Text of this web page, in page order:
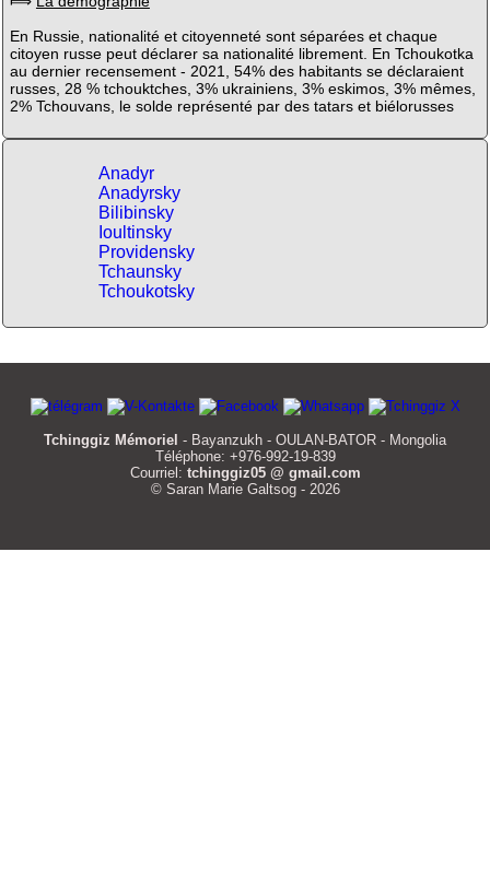
En Russie, nationalité et citoyenneté sont séparées et chaque
citoyen russe peut déclarer sa nationalité librement. En Tchoukotka
au dernier recensement - 2021, 54% des habitants se déclaraient
russes, 28 % tchouktches, 3% ukrainiens, 3% eskimos, 3% mêmes,
2% Tchouvans, le solde représenté par des tatars et biélorusses
Anadyr
Anadyrsky
Bilibinsky
Ioultinsky
Providensky
Tchaunsky
Tchoukotsky
Tchinggiz Mémoriel - Bayanzukh - OULAN-BATOR - Mongolia
Téléphone: +976-992-19-839
Courriel: tchinggiz05 @ gmail.com
© Saran Marie Galtsog - 2026